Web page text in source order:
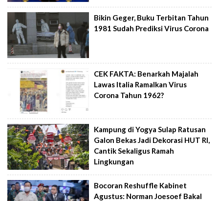
Bikin Geger, Buku Terbitan Tahun
1981 Sudah Prediksi Virus Corona
CEK FAKTA: Benarkah Majalah
Lawas Italia Ramalkan Virus
Corona Tahun 1962?
Kampung di Yogya Sulap Ratusan
Galon Bekas Jadi Dekorasi HUT RI,
Cantik Sekaligus Ramah
Lingkungan
Bocoran Reshuffle Kabinet
Agustus: Norman Joesoef Bakal